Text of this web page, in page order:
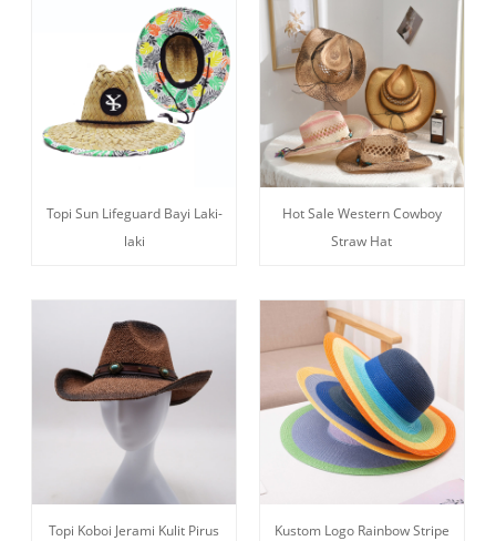
Topi Sun Lifeguard Bayi Laki-
laki
Hot Sale Western Cowboy
Straw Hat
Topi Koboi Jerami Kulit Pirus
Kustom Logo Rainbow Stripe